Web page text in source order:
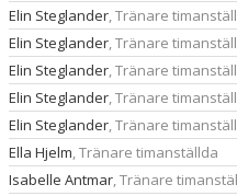
Elin Steglander, Tränare
Elin Steglander, Tränare
Elin Steglander, Tränare
Elin Steglander, Tränare
Elin Steglander, Tränare
Ella Hjelm, Tränare timanställda
Isabelle Antmar, Tränare